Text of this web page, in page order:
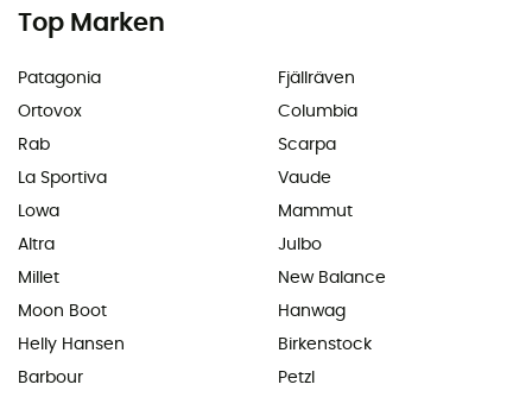
Top Marken
Patagonia
Ortovox
Rab
La Sportiva
Lowa
Altra
Millet
Moon Boot
Helly Hansen
Barbour
Fjällräven
Columbia
Scarpa
Vaude
Mammut
Julbo
New Balance
Hanwag
Birkenstock
Petzl